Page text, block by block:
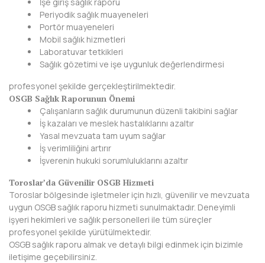
BİLECİK
BİNGÖL
BİTLİS
BURDUR
BURSA
ÇANAKKALE
ÇORUM
DENİZLİ
DİYARBAKIR
Periyodik sağlık muayeneleri
Portör muayeneleri
Mobil sağlık hizmetleri
Laboratuvar tetkikleri
Sağlık gözetimi ve işe uygunluk değerlendirmesi
profesyonel şekilde gerçekleştirilmektedir.
OSGB Sağlık Raporunun Önemi
Çalışanların sağlık durumunun düzenli takibini sağlar
İş kazaları ve meslek hastalıklarını azaltır
Yasal mevzuata tam uyum sağlar
İş verimliliğini artırır
İşverenin hukuki sorumluluklarını azaltır
Toroslar’da Güvenilir OSGB Hizmeti
Toroslar bölgesinde işletmeler için hızlı, güvenilir ve mevzuata
uygun OSGB sağlık raporu hizmeti sunulmaktadır. Deneyimli
işyeri hekimleri ve sağlık personelleri ile tüm süreçler
profesyonel şekilde yürütülmektedir.
OSGB sağlık raporu almak ve detaylı bilgi edinmek için bizimle
iletişime geçebilirsiniz.